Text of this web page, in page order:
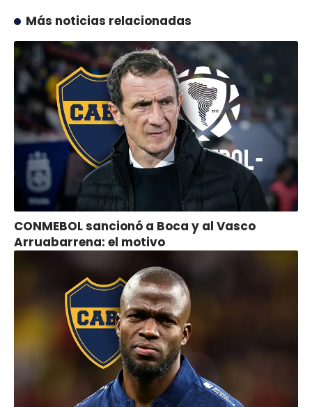
Más noticias relacionadas
CONMEBOL sancionó a Boca y al Vasco
Arruabarrena: el motivo